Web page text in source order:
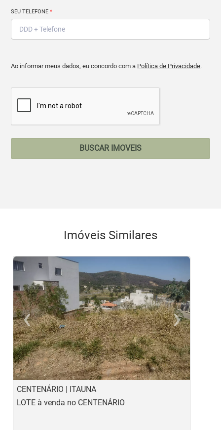
SEU TELEFONE*
Ao informar meus dados, eu concordo com a Política de Privacidade.
BUSCAR IMOVEIS
Imóveis Similares
‹
Previous
›
CENTENÁRIO | ITAUNA
LOTE à venda no CENTENÁRIO